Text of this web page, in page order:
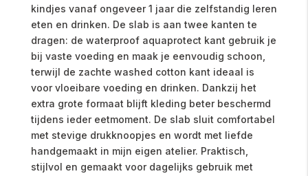
kindjes vanaf ongeveer 1 jaar die zelfstandig leren
eten en drinken. De slab is aan twee kanten te
dragen: de waterproof aquaprotect kant gebruik je
bij vaste voeding en maak je eenvoudig schoon,
terwijl de zachte washed cotton kant ideaal is
voor vloeibare voeding en drinken. Dankzij het
extra grote formaat blijft kleding beter beschermd
tijdens ieder eetmoment. De slab sluit comfortabel
met stevige drukknoopjes en wordt met liefde
handgemaakt in mijn eigen atelier. Praktisch,
stijlvol en gemaakt voor dagelijks gebruik met